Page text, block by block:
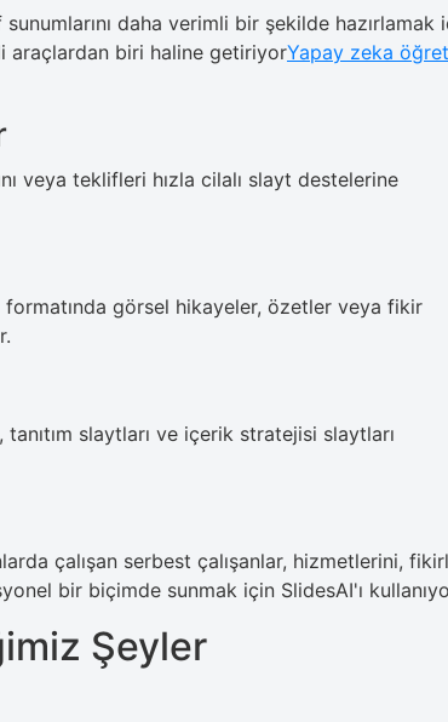
daha verimli bir şekilde hazırlamak
araçlardan biri haline getiriyorYapay zeka
veya teklifleri hızla cilalı slayt destelerine
görsel hikayeler, özetler veya fikir
slaytları ve içerik stratejisi slaytları
çalışan serbest çalışanlar, hizmetlerini,
bir biçimde sunmak için SlidesAI'ı
Şeyler